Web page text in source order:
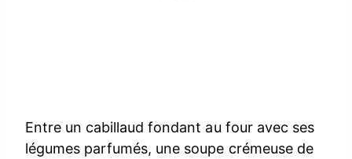
Entre un cabillaud fondant au four avec ses
légumes parfumés, une soupe crémeuse de